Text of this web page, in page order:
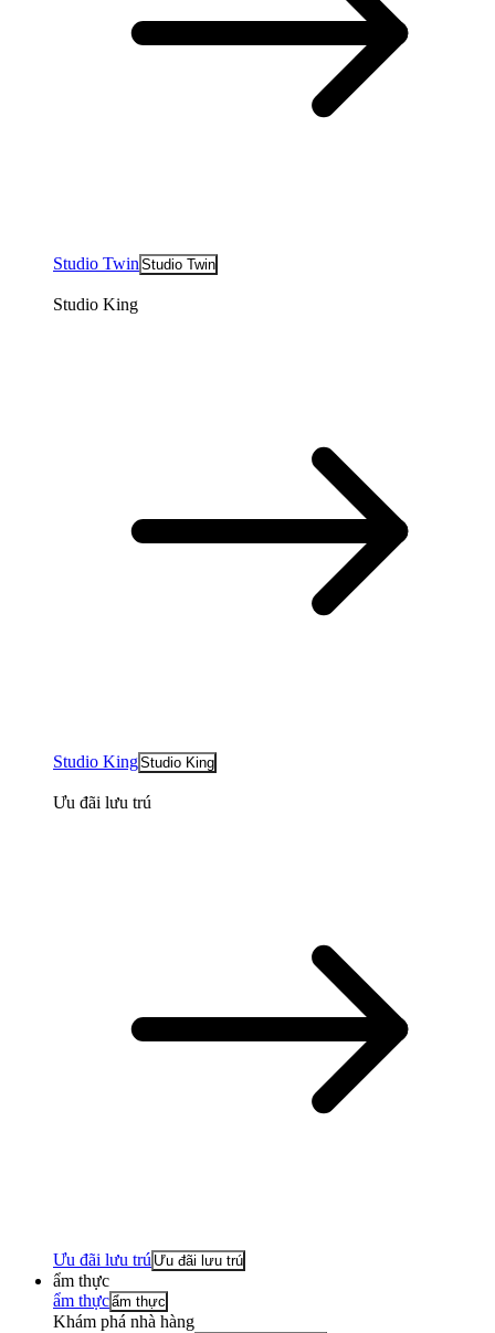
Studio Twin Studio Twin
Studio King
Studio KingStudio King
Ưu đãi lưu trú
Ưu đãi lưu trú Ưu đãi lưu trú
ẩm thực
ẩm thựcẩm thực
Khám phá nhà hàng